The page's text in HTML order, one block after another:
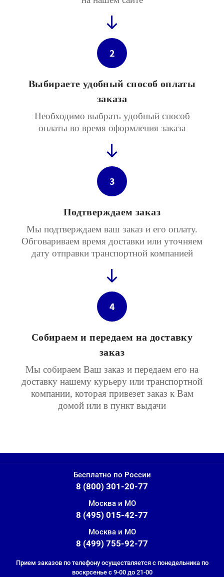
2
Выбираете удобный способ оплаты
заказа
Необходимо выбрать удобный способ
оплаты во время оформления заказа
3
Подтверждаем заказ
Мы подтверждаем ваш заказ и его оплату.
Обговариваем время доставки или уточняем
дату отправки транспортной компанией
4
Собираем и передаем на доставку
заказ
Мы собираем Ваш заказ и передаем его на
доставку нашему курьеру или транспортной
компании, которая привезет заказ к Вам
домой или в пункт выдачи
Бесплатно по России
8 (800) 301-20-77
Москва и МО
8 (495) 015-42-77
Москва и МО
8 (499) 755-92-77
Прием заказов по телефону осуществляется с понедельника по
воскрсенье с 9-00 до 21-00